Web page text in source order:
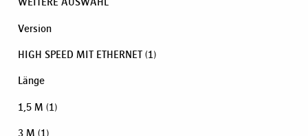
Version
HIGH SPEED MIT ETHERNET (1)
Länge
1,5 M (1)
3 M (1)